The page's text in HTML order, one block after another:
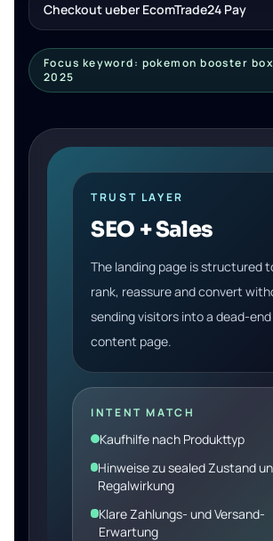
Checkout ueber EcomTrade24 Pay
Focus keyword: pokemon booster
2025
TRUST LAYER
SEO + Sales
The landing page is structured
rank, reassure and convert
sending visitors into a dead-end
content page.
INTENT MATCH
Kaufhilfe nach Produkttyp
Hinweise zu sealed Zustand
Regalwirkung
Klare Zahlungs- und Versand-
Erwartung